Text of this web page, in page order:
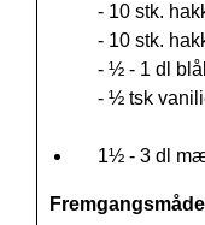
- 10 stk.
- 10 stk.
- ½ - 1 dl
- ½ tsk
1½ - 3 dl